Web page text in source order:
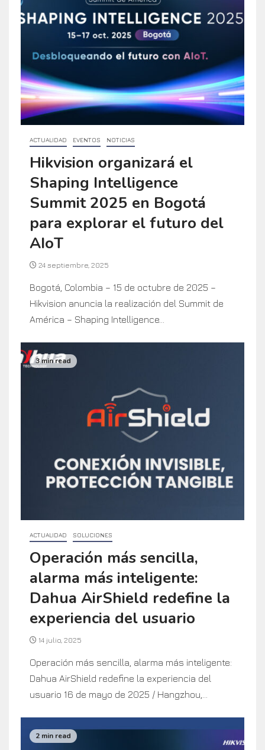
ACTUALIDAD EVENTOS NOTICIAS
Hikvision organizará el
Shaping Intelligence
Summit 2025 en Bogotá
para explorar el futuro del
AIoT
24 septiembre, 2025
Bogotá, Colombia – 15 de octubre de 2025 –
Hikvision anuncia la realización del Summit de
América – Shaping Intelligence...
3 min read
ACTUALIDAD SOLUCIONES
Operación más sencilla,
alarma más inteligente:
Dahua AirShield redefine la
experiencia del usuario
14 julio, 2025
Operación más sencilla, alarma más inteligente:
Dahua AirShield redefine la experiencia del
usuario 16 de mayo de 2025 / Hangzhou,...
2 min read